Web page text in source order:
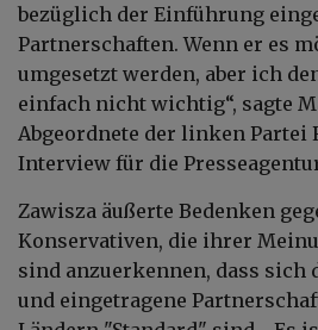
bezüglich der Einführung
Partnerschaften. Wenn er es
umgesetzt werden, aber ich
einfach nicht wichtig“, sagte
Abgeordnete der linken Partei
Interview für die Presseagentur
Zawisza äußerte Bedenken
Konservativen, die ihrer
sind anzuerkennen, dass sich
und eingetragene